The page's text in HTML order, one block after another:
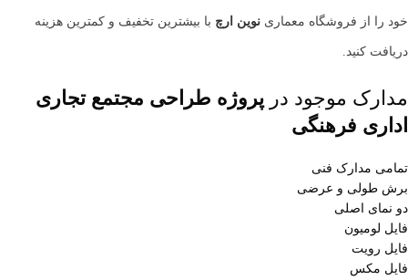
خود را از فروشگاه معماری نوین ارچ با بیشترین تخفیف و کمترین هزینه
دریافت کنید.
مدارک موجود در پروژه طراحی مجتمع تجاری
اداری فرهنگی
تمامی مدارک فنی
برش طولی و عرضی
دو نمای اصلی
فایل لومیون
فایل رویت
فایل مکس